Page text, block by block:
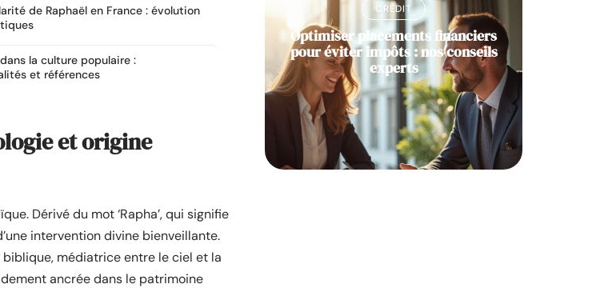
de Raphaël en France : évolution
la culture populaire :
et références
et origine
Dérivé du mot ‘Rapha’, qui signifie
intervention divine bienveillante.
biblique, médiatrice entre le ciel et la
ancrée dans le patrimoine
CRÉDIT
Optimiser placements financiers
pour éviter impôts : nos conseils
experts